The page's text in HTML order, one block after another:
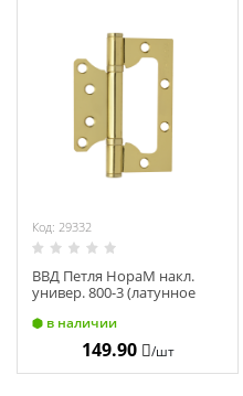
Код: 29332
ВВД Петля НораМ накл.
универ. 800-3 (латунное
2748в наличии
149.90 /шт